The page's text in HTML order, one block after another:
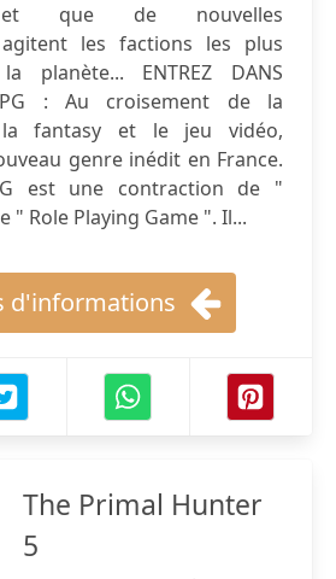
et que de nouvelles
agitent les factions les plus
planète... ENTREZ DANS
: Au croisement de la
la fantasy et le jeu vidéo,
genre inédit en France.
est une contraction de "
" Role Playing Game ". Il...
d'informations
The Primal Hunter
5